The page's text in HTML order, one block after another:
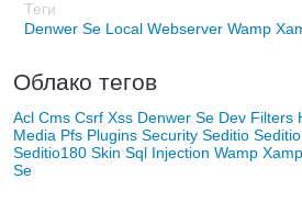
Denwer Se Local Webserver Wamp
Облако тегов
Acl Cms Csrf Xss Denwer Se Dev Filters
Media Pfs Plugins Security Seditio
Seditio180 Skin Sql Injection Wamp
Se